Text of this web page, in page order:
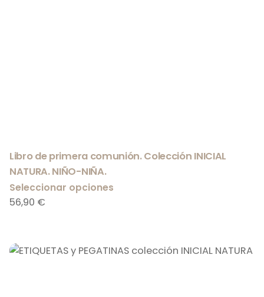
Libro de primera comunión. Colección INICIAL
NATURA. NIÑO-NIÑA.
Seleccionar opciones
56,90 €